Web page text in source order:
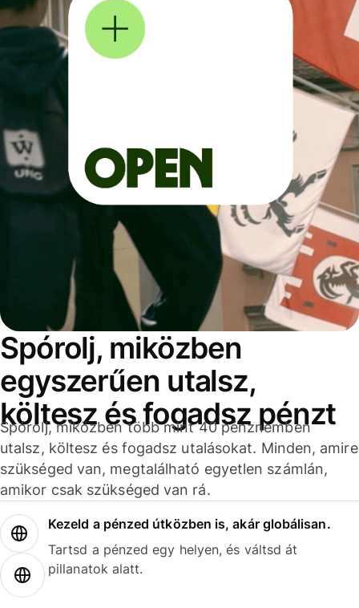
Spórolj, miközben
egyszerűen utalsz,
költesz és fogadsz pénzt
Spórolj, miközben több mint 40 pénznemben
utalsz, költesz és fogadsz utalásokat. Minden, amire
szükséged van, megtalálható egyetlen számlán,
amikor csak szükséged van rá.
Kezeld a pénzed útközben is, akár globálisan.
Tartsd a pénzed egy helyen, és váltsd át
pillanatok alatt.